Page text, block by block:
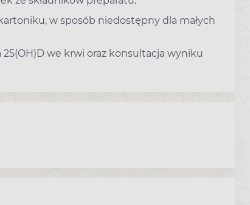
w sposób niedostępny dla małych
we krwi oraz konsultacja wyniku